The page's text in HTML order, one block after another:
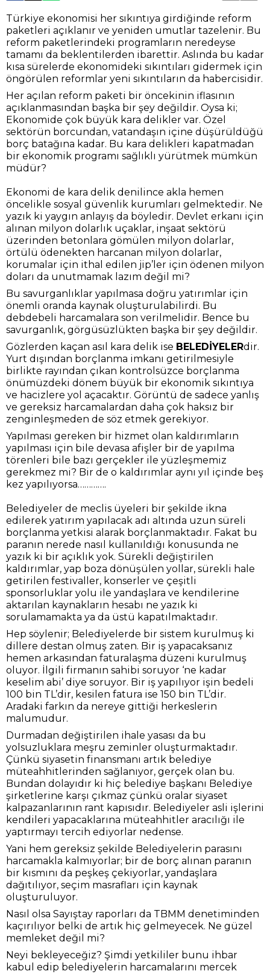
Türkiye ekonomisi her sıkıntıya girdiğinde reform
paketleri açıklanır ve yeniden umutlar tazelenir. Bu
reform paketlerindeki programların neredeyse
tamamı da beklentilerden ibarettir. Aslında bu kadar
kısa sürelerde ekonomideki sıkıntıları gidermek için
öngörülen reformlar yeni sıkıntıların da habercisidir.
Her açılan reform paketi bir öncekinin iflasının
açıklanmasından başka bir şey değildir. Oysa ki;
Ekonomide çok büyük kara delikler var. Özel
sektörün borcundan, vatandaşın içine düşürüldüğü
borç batağına kadar. Bu kara delikleri kapatmadan
bir ekonomik programı sağlıklı yürütmek mümkün
müdür?
Ekonomi de kara delik denilince akla hemen
öncelikle sosyal güvenlik kurumları gelmektedir. Ne
yazık ki yaygın anlayış da böyledir. Devlet erkanı için
alınan milyon dolarlık uçaklar, inşaat sektörü
üzerinden betonlara gömülen milyon dolarlar,
örtülü ödenekten harcanan milyon dolarlar,
korumalar için ithal edilen jip’ler için ödenen milyon
doları da unutmamak lazım değil mi?
Bu savurganlıklar yapılmasa doğru yatırımlar için
önemli oranda kaynak oluşturulabilirdi. Bu
debdebeli harcamalara son verilmelidir. Bence bu
savurganlık, görgüsüzlükten başka bir şey değildir.
Gözlerden kaçan asıl kara delik ise BELEDİYELERdir.
Yurt dışından borçlanma imkanı getirilmesiyle
birlikte rayından çıkan kontrolsüzce borçlanma
önümüzdeki dönem büyük bir ekonomik sıkıntıya
ve hacizlere yol açacaktır. Görüntü de sadece yanlış
ve gereksiz harcamalardan daha çok haksız bir
zenginleşmeden de söz etmek gerekiyor.
Yapılması gereken bir hizmet olan kaldırımların
yapılması için bile devasa afişler bir de yapılma
törenleri bile bazı gerçekler ile yüzleşmemiz
gerekmez mi? Bir de o kaldırımlar aynı yıl içinde beş
kez yapılıyorsa………….
Belediyeler de meclis üyeleri bir şekilde ikna
edilerek yatırım yapılacak adı altında uzun süreli
borçlanma yetkisi alarak borçlanmaktadır. Fakat bu
paranın nerede nasıl kullanıldığı konusunda ne
yazık ki bir açıklık yok. Sürekli değiştirilen
kaldırımlar, yap boza dönüşülen yollar, sürekli hale
getirilen festivaller, konserler ve çeşitli
sponsorluklar yolu ile yandaşlara ve kendilerine
aktarılan kaynakların hesabı ne yazık ki
sorulamamakta ya da üstü kapatılmaktadır.
Hep söylenir; Belediyelerde bir sistem kurulmuş ki
dillere destan olmuş zaten. Bir iş yapacaksanız
hemen arkasından faturalaşma düzeni kurulmuş
oluyor. İlgili firmanın sahibi soruyor ‘ne kadar
keselim abi’ diye soruyor. Bir iş yapılıyor işin bedeli
100 bin TL’dir, kesilen fatura ise 150 bin TL’dir.
Aradaki farkın da nereye gittiği herkeslerin
malumudur.
Durmadan değiştirilen ihale yasası da bu
yolsuzluklara meşru zeminler oluşturmaktadır.
Çünkü siyasetin finansmanı artık belediye
müteahhitlerinden sağlanıyor, gerçek olan bu.
Bundan dolayıdır ki hiç belediye başkanı Belediye
şirketlerine karşı çıkmaz çünkü oralar siyaset
kalpazanlarının rant kapısıdır. Belediyeler asli işlerini
kendileri yapacaklarına müteahhitler aracılığı ile
yaptırmayı tercih ediyorlar nedense.
Yani hem gereksiz şekilde Belediyelerin parasını
harcamakla kalmıyorlar; bir de borç alınan paranın
bir kısmını da peşkeş çekiyorlar, yandaşlara
dağıtılıyor, seçim masrafları için kaynak
oluşturuluyor.
Nasıl olsa Sayıştay raporları da TBMM denetiminden
kaçırılıyor belki de artık hiç gelmeyecek. Ne güzel
memleket değil mi?
Neyi bekleyeceğiz? Şimdi yetkililer bunu ihbar
kabul edip belediyelerin harcamalarını mercek